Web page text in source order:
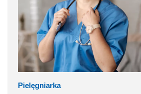
Pielęgniarka